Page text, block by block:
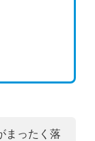
まったく落